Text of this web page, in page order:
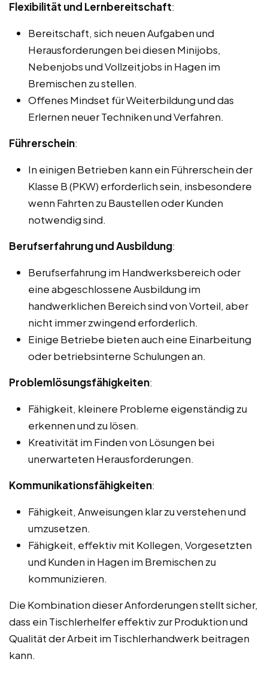
Flexibilität und Lernbereitschaft:
Bereitschaft, sich neuen Aufgaben und
Herausforderungen bei diesen Minijobs,
Nebenjobs und Vollzeitjobs in Hagen im
Bremischen zu stellen.
Offenes Mindset für Weiterbildung und das
Erlernen neuer Techniken und Verfahren.
Führerschein:
In einigen Betrieben kann ein Führerschein der
Klasse B (PKW) erforderlich sein, insbesondere
wenn Fahrten zu Baustellen oder Kunden
notwendig sind.
Berufserfahrung und Ausbildung:
Berufserfahrung im Handwerksbereich oder
eine abgeschlossene Ausbildung im
handwerklichen Bereich sind von Vorteil, aber
nicht immer zwingend erforderlich.
Einige Betriebe bieten auch eine Einarbeitung
oder betriebsinterne Schulungen an.
Problemlösungsfähigkeiten:
Fähigkeit, kleinere Probleme eigenständig zu
erkennen und zu lösen.
Kreativität im Finden von Lösungen bei
unerwarteten Herausforderungen.
Kommunikationsfähigkeiten:
Fähigkeit, Anweisungen klar zu verstehen und
umzusetzen.
Fähigkeit, effektiv mit Kollegen, Vorgesetzten
und Kunden in Hagen im Bremischen zu
kommunizieren.
Die Kombination dieser Anforderungen stellt sicher,
dass ein Tischlerhelfer effektiv zur Produktion und
Qualität der Arbeit im Tischlerhandwerk beitragen
kann.